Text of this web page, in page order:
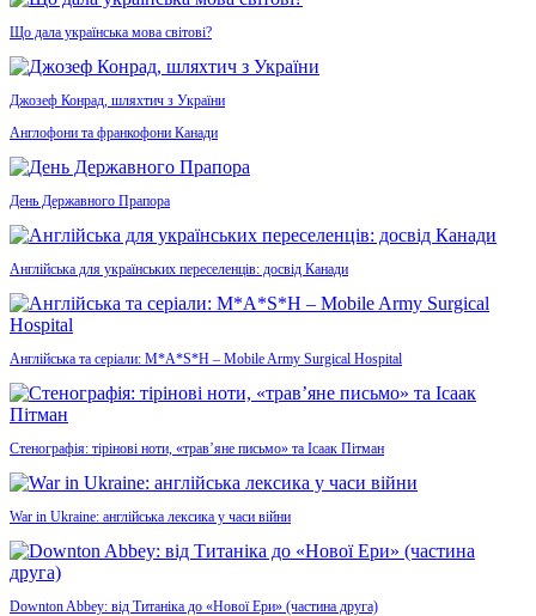
Що дала українська мова світові?
Джозеф Конрад, шляхтич з України
Англофони та франкофони Канади
День Державного Прапора
Англійська для українських переселенців: досвід Канади
Англійська та серіали: M*A*S*H – Mobile Army Surgical Hospital
Стенографія: тірінові ноти, «трав’яне письмо» та Ісаак Пітман
War in Ukraine: англійська лексика у часи війни
Downton Abbey: від Титаніка до «Нової Ери» (частина друга)